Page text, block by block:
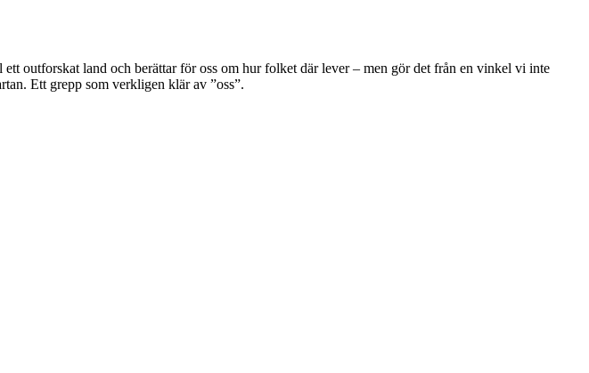
outforskat land och berättar för oss om hur folket där lever – men gör det från en vinkel vi inte
Ett grepp som verkligen klär av ”oss”.